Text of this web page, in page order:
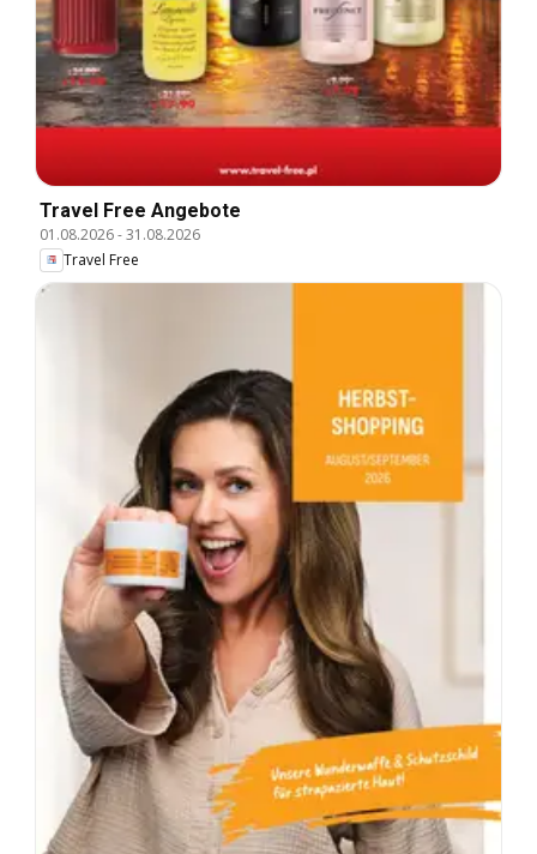
Travel Free Angebote
01.08.2026-31.08.2026
Travel Free